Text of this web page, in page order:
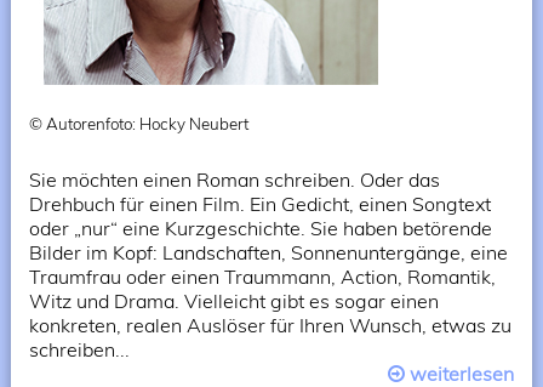
© Autorenfoto: Hocky Neubert
Sie möchten einen Roman schreiben. Oder das
Drehbuch für einen Film. Ein Gedicht, einen Songtext
oder „nur“ eine Kurzgeschichte. Sie haben betörende
Bilder im Kopf: Landschaften, Sonnenuntergänge, eine
Traumfrau oder einen Traummann, Action, Romantik,
Witz und Drama. Vielleicht gibt es sogar einen
konkreten, realen Auslöser für Ihren Wunsch, etwas zu
schreiben...
weiterlesen